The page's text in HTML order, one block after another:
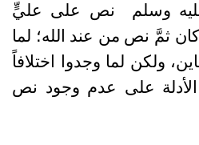
وسلم نص على عليٍّ
كان ثمَّ نص من عند الله؛ لما
ولكن لما وجدوا اختلافاً
على عدم وجود نص